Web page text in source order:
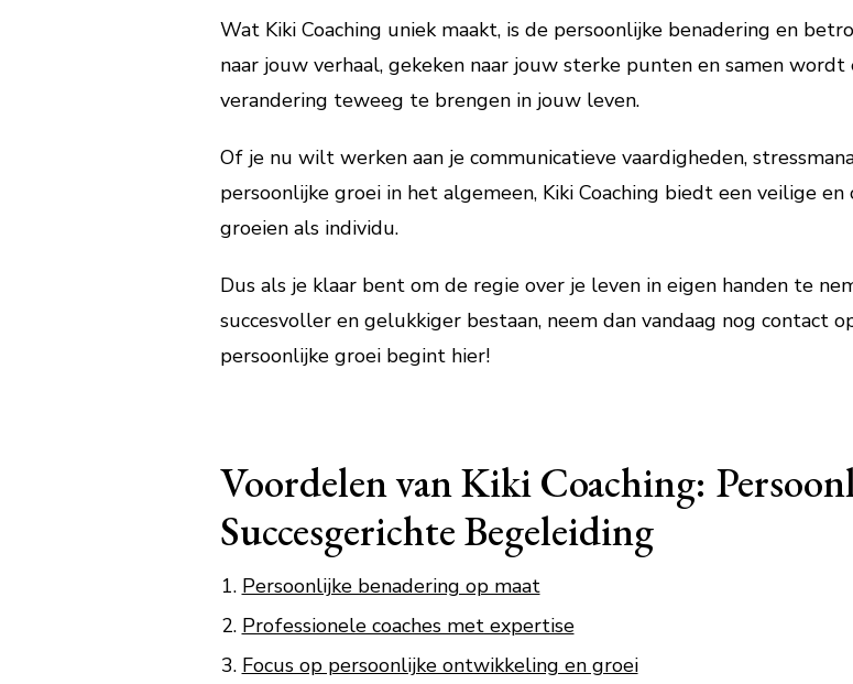
Wat Kiki Coaching uniek maakt, is de persoonlijke benadering en
naar jouw verhaal, gekeken naar jouw sterke punten en samen
verandering teweeg te brengen in jouw leven.
Of je nu wilt werken aan je communicatieve vaardigheden,
persoonlijke groei in het algemeen, Kiki Coaching biedt een veilige
groeien als individu.
Dus als je klaar bent om de regie over je leven in eigen handen te
succesvoller en gelukkiger bestaan, neem dan vandaag nog contact
persoonlijke groei begint hier!
Voordelen van Kiki Coaching:
Succesgerichte Begeleiding
Persoonlijke benadering op maat
Professionele coaches met expertise
Focus op persoonlijke ontwikkeling en groei